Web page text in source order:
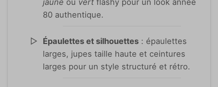
jaune ou vert flashy pour un look année
80 authentique.
Épaulettes et silhouettes : épaulettes
larges, jupes taille haute et ceintures
larges pour un style structuré et rétro.